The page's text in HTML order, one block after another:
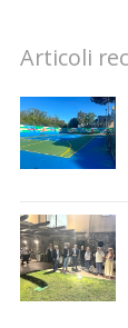
Articoli